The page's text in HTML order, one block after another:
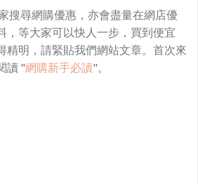
搜尋網購優惠，亦會盡量在網店優
，等大家可以快人一步，買到便宜
精明，請緊貼我們網站文章。首次來
讀 "網購新手必讀"。